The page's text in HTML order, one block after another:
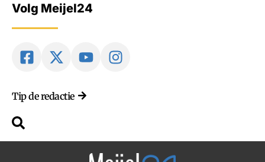
Volg Meijel24
Tip de redactie